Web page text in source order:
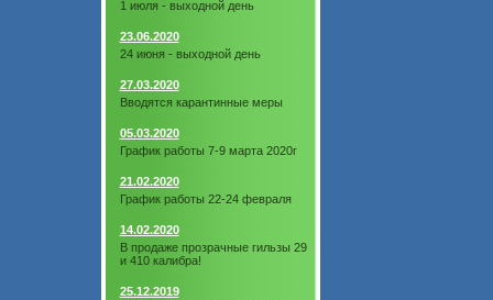
1 июля - выходной день
23.06.2020
24 июня - выходной день
27.03.2020
Вводятся карантинные меры
05.03.2020
График работы 7-9 марта 2020г
21.02.2020
График работы 22-24 февраля
14.02.2020
В продаже прозрачные гильзы 29
и 410 калибра!
25.12.2019